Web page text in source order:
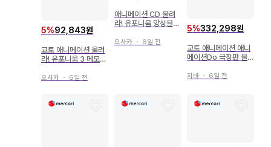
5%92,843원
교토 애니메이션 울려
라! 유포니움 3 메모리
오사카 ・ 6일 전
애니메이션 CD 울려
라! 유포니움 앙상블
운드 트랙
오사카・ 6일 전
5%332,298원
교토 애니메이션 애니
메이션Do 극장판 울
이터즈 메시지북
지바 ・ 6일 전